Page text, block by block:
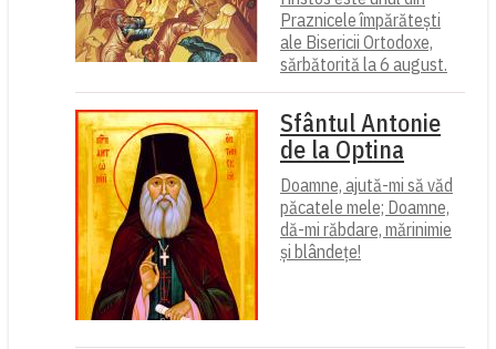
Praznicele împărătești
ale Bisericii Ortodoxe,
sărbătorită la 6 august.
Sfântul Antonie
de la Optina
Doamne, ajută-mi să văd
păcatele mele; Doamne,
dă-mi răbdare, mărinimie
şi blândeţe!